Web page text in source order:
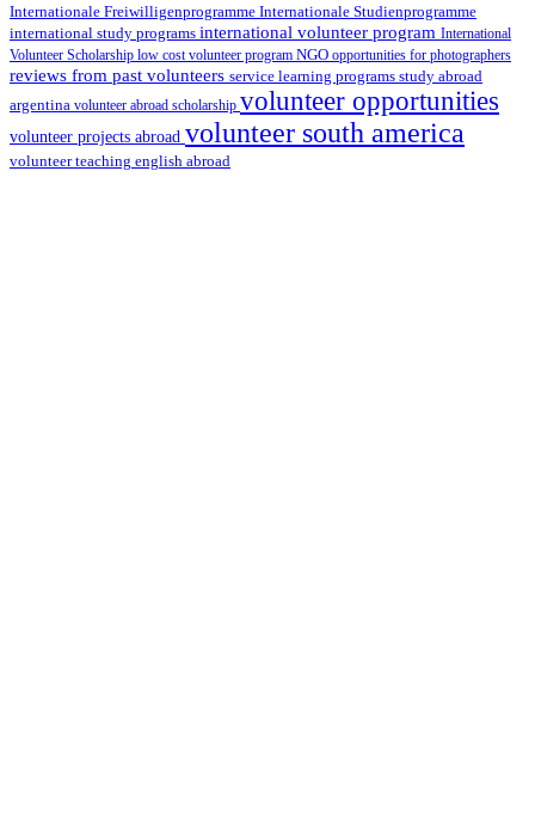
Internationale Freiwilligenprogramme Internationale Studienprogramme
international study programs international volunteer program International
Volunteer Scholarship low cost volunteer program NGO opportunities for photographers
reviews from past volunteers service learning programs study abroad
argentina volunteer abroad scholarship volunteer opportunities
volunteer projects abroad volunteer south america
volunteer teaching english abroad